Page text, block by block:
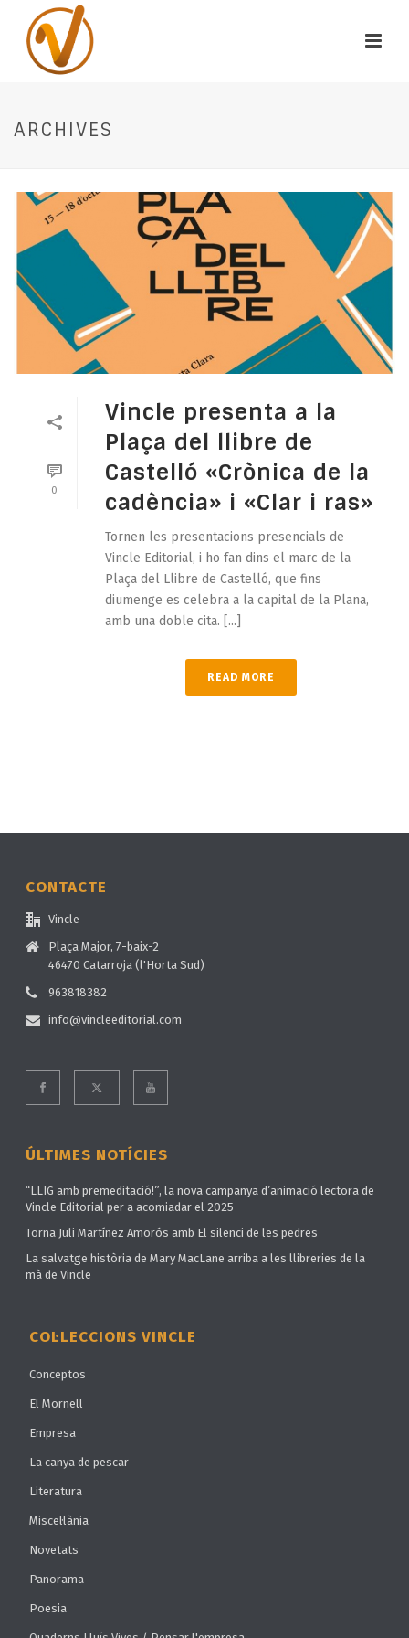
ARCHIVES
0
Vincle presenta a la
Plaça del llibre de
Castelló «Crònica de la
cadència» i «Clar i ras»
Tornen les presentacions presencials de
Vincle Editorial, i ho fan dins el marc de la
Plaça del Llibre de Castelló, que fins
diumenge es celebra a la capital de la Plana,
amb una doble cita. [...]
READ MORE
CONTACTE
Vincle
Plaça Major, 7-baix-2
46470 Catarroja (l'Horta Sud)
963818382
info@vincleeditorial.com
ÚLTIMES NOTÍCIES
“LLIG amb premeditació!”, la nova campanya d’animació lectora de
Vincle Editorial per a acomiadar el 2025
Torna Juli Martínez Amorós amb El silenci de les pedres
La salvatge història de Mary MacLane arriba a les llibreries de la
mà de Vincle
COL·LECCIONS VINCLE
Conceptos
El Mornell
Empresa
La canya de pescar
Literatura
Miscel·lània
Novetats
Panorama
Poesia